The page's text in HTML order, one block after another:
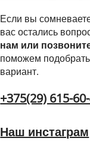
Если вы
вас остались
нам или
поможем
вариант.
+375(29) 615-
Наш инстаграм